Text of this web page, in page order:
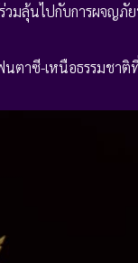
วมลุ้นไปกับการผจญ
ตาซี-เหนือธรรมชา